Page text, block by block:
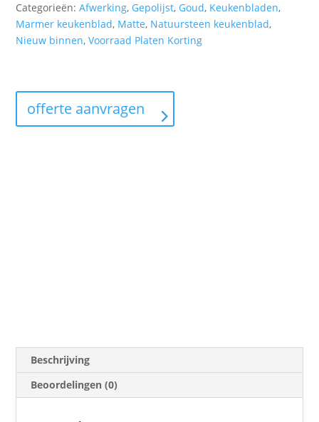
Categorieën: Afwerking, Gepolijst, Goud, Keukenbladen,
Marmer keukenblad, Matte, Natuursteen keukenblad,
Nieuw binnen,Voorraad Platen Korting
offerte aanvragen
Beschrijving
Beoordelingen (0)